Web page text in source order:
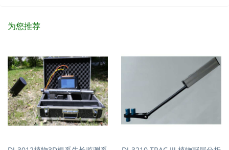
为您推荐